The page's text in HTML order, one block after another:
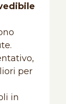
per
in